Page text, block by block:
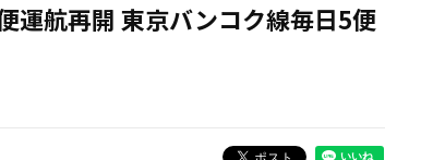
運航再開 東京バンコク線毎日5便